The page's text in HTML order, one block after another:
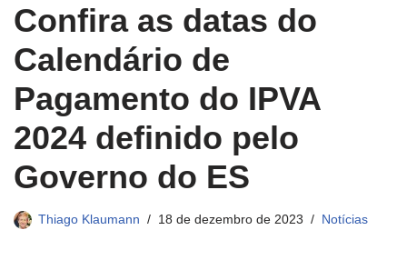
Confira as datas do
Calendário de
Pagamento do IPVA
2024 definido pelo
Governo do ES
Thiago Klaumann 18 de dezembro de 2023 Notícias